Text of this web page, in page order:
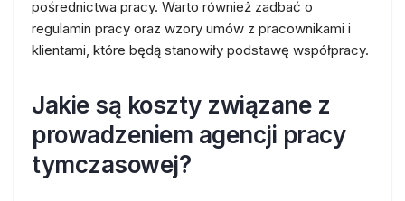
pośrednictwa pracy. Warto również zadbać o
regulamin pracy oraz wzory umów z pracownikami i
klientami, które będą stanowiły podstawę współpracy.
Jakie są koszty związane z
prowadzeniem agencji pracy
tymczasowej?